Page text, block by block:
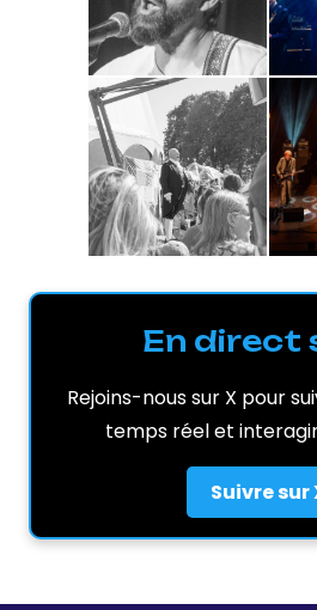
En direct
Rejoins-nous sur X pour
temps réel et
Suivre sur